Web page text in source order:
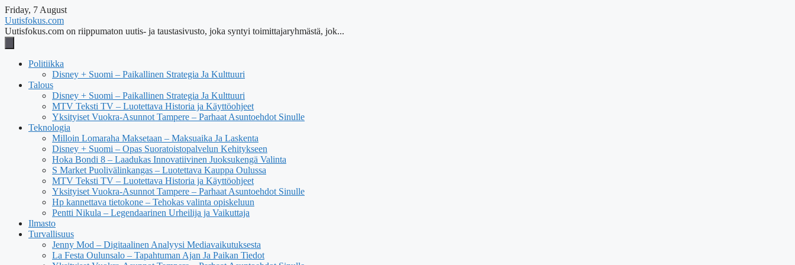
Friday, 7 August
Uutisfokus.com
Uutisfokus.com on riippumaton uutis- ja taustasivusto, joka syntyi toimittajaryhmästä, jok...
Politiikka
Disney + Suomi – Paikallinen Strategia Ja Kulttuuri
Talous
Disney + Suomi – Paikallinen Strategia Ja Kulttuuri
MTV Teksti TV – Luotettava Historia ja Käyttöohjeet
Yksityiset Vuokra-Asunnot Tampere – Parhaat Asuntoehdot Sinulle
Teknologia
Milloin Lomaraha Maksetaan – Maksuaika Ja Laskenta
Disney + Suomi – Opas Suoratoistopalvelun Kehitykseen
Hoka Bondi 8 – Laadukas Innovatiivinen Juoksukengä Valinta
S Market Puolivälinkangas – Luotettava Kauppa Oulussa
MTV Teksti TV – Luotettava Historia ja Käyttöohjeet
Yksityiset Vuokra-Asunnot Tampere – Parhaat Asuntoehdot Sinulle
Hp kannettava tietokone – Tehokas valinta opiskeluun
Pentti Nikula – Legendaarinen Urheilija ja Vaikuttaja
Ilmasto
Turvallisuus
Jenny Mod – Digitaalinen Analyysi Mediavaikutuksesta
La Festa Oulunsalo – Tapahtuman Ajan Ja Paikan Tiedot